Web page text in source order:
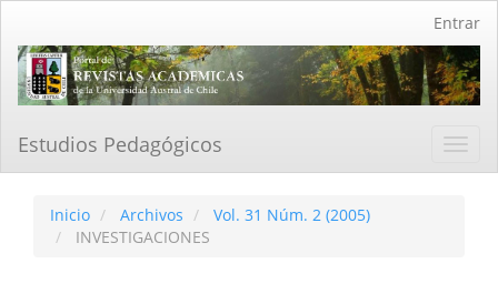
Contenido
principal
Barra
Entrar
Estudios Pedagógicos
Inicio Archivos
Vol. 31 Núm. 2 (2005)
INVESTIGACIONES